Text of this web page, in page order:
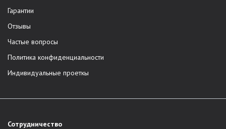
Гарантии
Отзывы
Частые вопросы
Политика конфиденциальности
Индивидуальные проеткы
Сотрудничество